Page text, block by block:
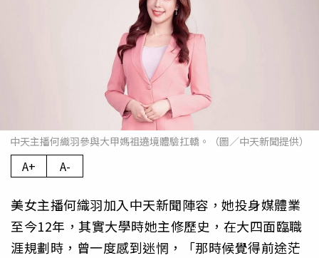
中天主播何織羽參與大甲媽祖遶境體驗扛轎。（圖／中天新聞提供）
A+ A-
美女主播何織羽加入中天新聞陣容，她投身媒體業
至今12年，其實大學時她主修歷史，在大四面臨職
涯規劃時，曾一度感到迷惘，「那時候覺得前途茫